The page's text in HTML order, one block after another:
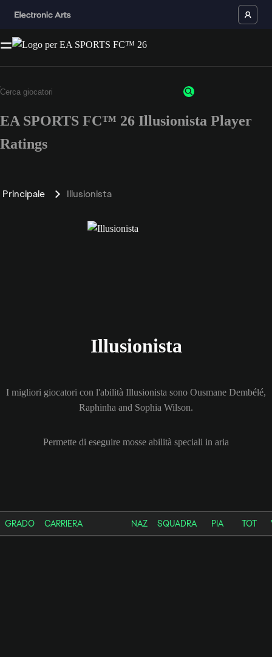
EA SPORTS FC™ 26 Illusionista Player
Ratings
Principale Illusionista
Illusionista
I migliori giocatori con l'abilità Illusionista sono Ousmane Dembélé,
Raphinha and Sophia Wilson.
Permette di eseguire mosse abilità speciali in aria
GRADO CARRIERA NAZ SQUADRA PIA TOT